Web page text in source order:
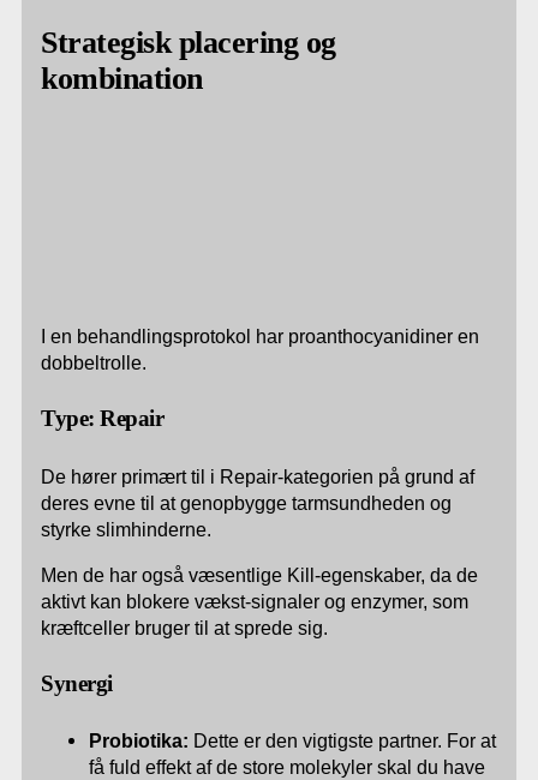
Strategisk placering og
kombination
I en behandlingsprotokol har proanthocyanidiner en
dobbeltrolle.
Type: Repair
De hører primært til i Repair-kategorien på grund af
deres evne til at genopbygge tarmsundheden og
styrke slimhinderne.
Men de har også væsentlige Kill-egenskaber, da de
aktivt kan blokere vækst-signaler og enzymer, som
kræftceller bruger til at sprede sig.
Synergi
Probiotika: Dette er den vigtigste partner. For at
få fuld effekt af de store molekyler skal du have